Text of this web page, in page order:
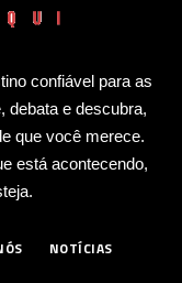
confiável para as
debata e descubra,
que você merece.
está acontecendo,
NOTÍCIAS